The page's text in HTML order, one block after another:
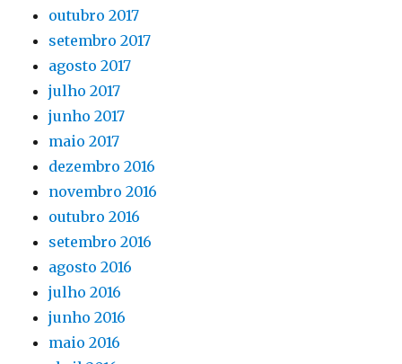
outubro 2017
setembro 2017
agosto 2017
julho 2017
junho 2017
maio 2017
dezembro 2016
novembro 2016
outubro 2016
setembro 2016
agosto 2016
julho 2016
junho 2016
maio 2016